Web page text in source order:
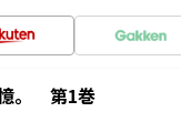
。 第1巻